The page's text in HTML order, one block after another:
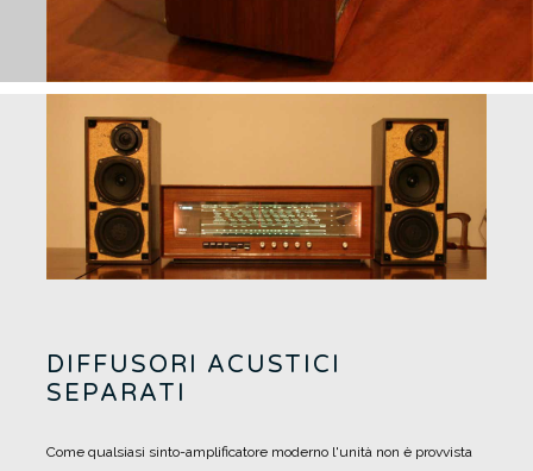
DIFFUSORI ACUSTICI
SEPARATI
Come qualsiasi sinto-amplificatore moderno l'unità non è provvista